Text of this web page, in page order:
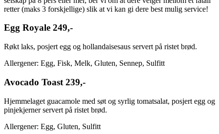
retter (maks 3 forskjellige) slik at vi kan gi dere best mulig service!
Egg Royale 249,-
Røkt laks, posjert egg og hollandaisesaus servert på ristet brød.
Allergener: Egg, Fisk, Melk, Gluten, Sennep, Sulfitt
Avocado Toast 239,-
Hjemmelaget guacamole med søt og syrlig tomatsalat, posjert egg og
pinjekjerner servert på ristet brød.
Allergener: Egg, Gluten, Sulfitt